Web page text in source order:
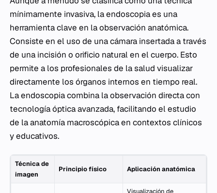
mínimamente invasiva, la endoscopia es una
herramienta clave en la observación anatómica.
Consiste en el uso de una cámara insertada a través
de una incisión o orificio natural en el cuerpo. Esto
permite a los profesionales de la salud visualizar
directamente los órganos internos en tiempo real.
La endoscopia combina la observación directa con
tecnología óptica avanzada, facilitando el estudio
de la anatomía macroscópica en contextos clínicos
y educativos.
Técnica de
imagen
Principio físico Aplicación anatómica
Visualización de